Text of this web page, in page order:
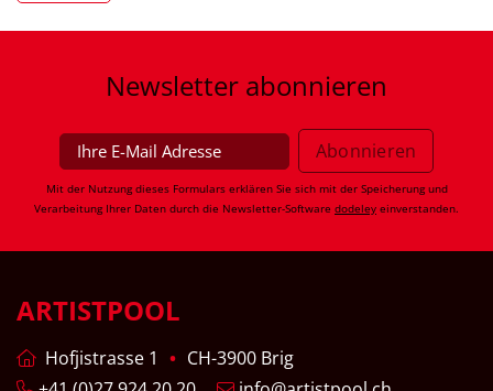
Newsletter abonnieren
Mit der Nutzung dieses Formulars erklären Sie sich mit der Speicherung und
Verarbeitung Ihrer Daten durch die Newsletter-Software dodeley einverstanden.
ARTISTPOOL
Hofjistrasse 1
CH-3900 Brig